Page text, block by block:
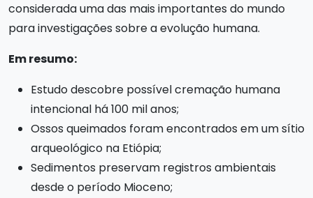
considerada uma das mais importantes do mundo
para investigações sobre a evolução humana.
Em resumo:
Estudo descobre possível cremação humana
intencional há 100 mil anos;
Ossos queimados foram encontrados em um sítio
arqueológico na Etiópia;
Sedimentos preservam registros ambientais
desde o período Mioceno;